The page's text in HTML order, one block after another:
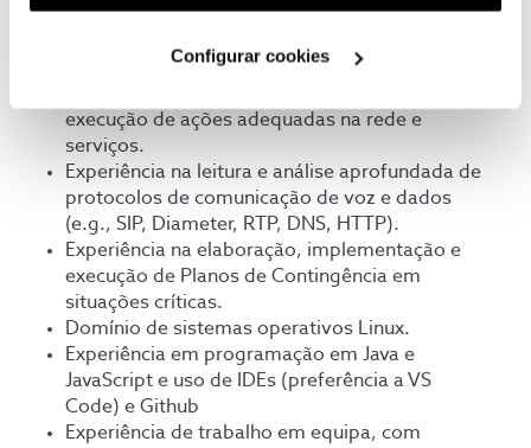
Configurar cookies
Mínimo de 2 anos de experiência comprovada
Serviços de Voz em ambientes IMS e VoLTE.
execução de ações adequadas na rede e
serviços.
Experiência na leitura e análise aprofundada de
protocolos de comunicação de voz e dados
(e.g., SIP, Diameter, RTP, DNS, HTTP).
Experiência na elaboração, implementação e
execução de Planos de Contingência em
situações críticas.
Domínio de sistemas operativos Linux.
Experiência em programação em Java e
JavaScript e uso de IDEs (preferência a VS
Code) e Github
Experiência de trabalho em equipa, com